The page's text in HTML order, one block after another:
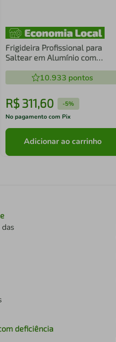
Frigideira Profissional para
Saltear em Alumínio com
Antiaderente 28 cm 3,3 L
Tramontina 20883/028
10.933 pontos
R$ 311,60 -5%
No pagamento com Pix
Adicionar ao carrinho
deficiência